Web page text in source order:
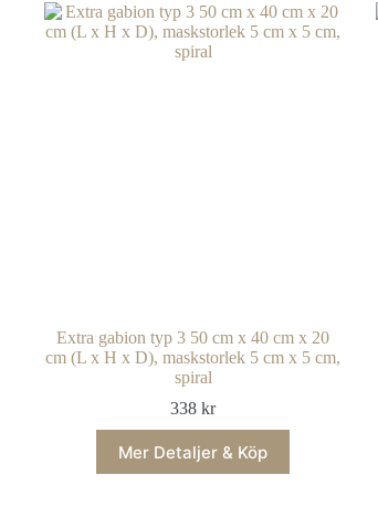
Extra gabion typ 3 50 cm x 40 cm x 20
cm (L x H x D), maskstorlek 5 cm x 5 cm,
spiral
338kr
Mer Detaljer & Köp